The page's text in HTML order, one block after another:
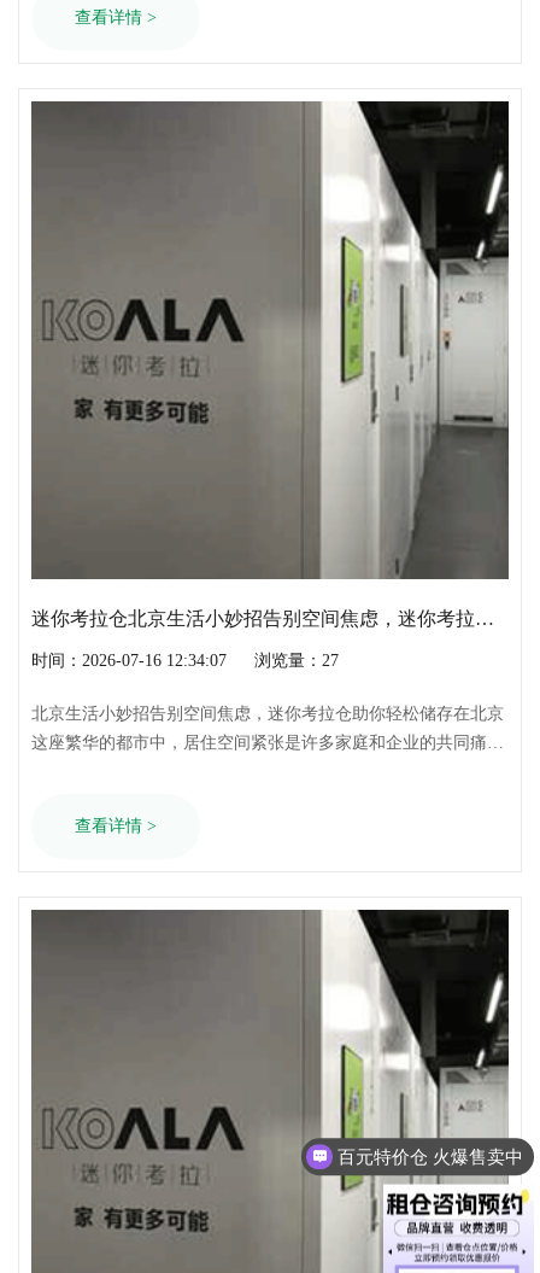
睐。那么，在北京租迷你仓多少钱？如何选择合适的面积？下
查看详情 >
迷你考拉仓北京生活小妙招告别空间焦虑，迷你考拉仓助你轻松储存
时间：2026-07-16 12:34:07 浏览量：27
北京生活小妙招告别空间焦虑，迷你考拉仓助你轻松储存在北京
这座繁华的都市中，居住空间紧张是许多家庭和企业的共同痛
装备存放，空间总是不够用？别担心，迷你考拉仓，你的家庭空
查看详情 >
百元特价仓 火爆售卖中